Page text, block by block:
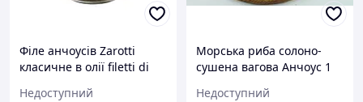
Філе анчоусів Zarotti
класичне в олії filetti di
Недоступний
Морська риба солоно-
сушена вагова Анчоус 1
Недоступний